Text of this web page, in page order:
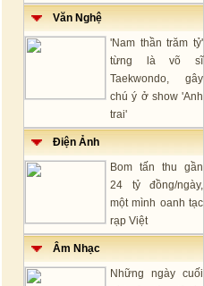
Văn Nghệ
'Nam thần trăm tỷ'
từng là võ sĩ
Taekwondo, gây
chú ý ở show 'Anh
trai'
Điện Ảnh
Bom tấn thu gần
24 tỷ đồng/ngày,
một mình oanh tạc
rạp Việt
Âm Nhạc
Những ngày cuối